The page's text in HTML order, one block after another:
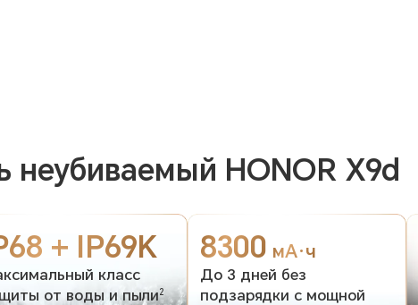
неубиваемый HONOR X9d
+ IP69K
класс
от воды и пыли2
8300 мА·ч
До 3 дней без
подзарядки с мощной